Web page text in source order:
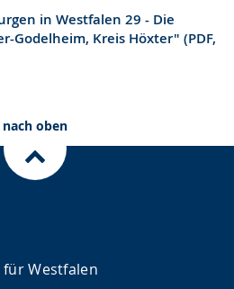
in Westfalen 29 - Die
Godelheim, Kreis Höxter" (PDF,
nach oben
Westfalen